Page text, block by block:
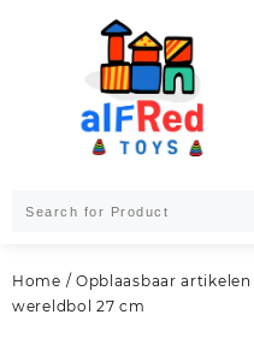
Home / Opblaasbaar artikelen
wereldbol 27 cm